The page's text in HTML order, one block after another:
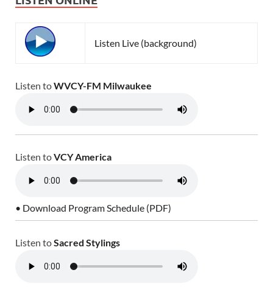
Listen Live (background)
Listen toWVCY-FM Milwaukee
Listen toVCY America
• Download Program Schedule (PDF)
Listen toSacred Stylings